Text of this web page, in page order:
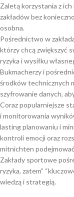
Zaletą korzystania z
zakładów bez
osobna.
Pośrednictwo w
którzy chcą zwiększyć
ryzyka i wysiłku
Bukmacherzy i
środków technicznych
szyfrowanie danych,
Coraz popularniejsze
i monitorowania
lasting planowaniu i
kontroli emocji oraz
mitnichten
Zakłady sportowe
ryzyka, zatem”
wiedzą i strategią.